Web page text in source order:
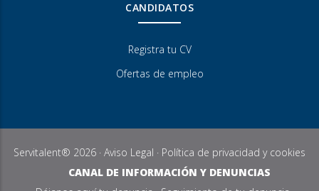
CANDIDATOS
Registra tu CV
Ofertas de empleo
Servitalent® 2026 · Aviso Legal · Política de privacidad y cookies
CANAL DE INFORMACIÓN Y DENUNCIAS